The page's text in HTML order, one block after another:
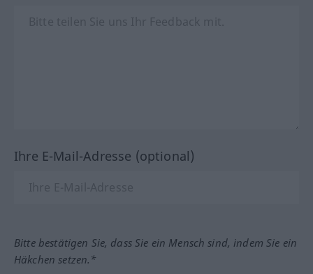
Ihre E-Mail-Adresse (optional)
Bitte bestätigen Sie, dass Sie ein Mensch sind, indem Sie ein
Häkchen setzen.*